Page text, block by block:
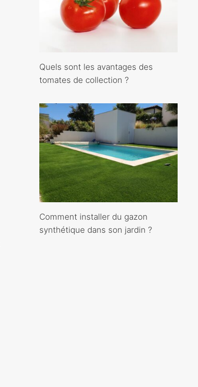
Quels sont les avantages des
tomates de collection ?
Comment installer du gazon
synthétique dans son jardin ?